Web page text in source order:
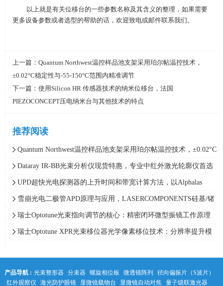
以上就是有关位移台的一些参数名称及其含义的整理，如果需要
更多设备参数或者选型的帮助的话，欢迎致电或邮件联系我们。
上一篇： Quantum Northwest温控样品池支架采用珀尔帖温控技术，
±0.02°C稳定性与-55-150°C范围内精准调节
下一篇： 使用Silicon HR 传感器技术的纳米位移台，法国
PIEZOCONCEPT压电纳米台与其他技术的特点
推荐阅读
Quantum Northwest温控样品池支架采用珀尔帖温控技术，±0.02°C
稳定性与-55-150°C范围内精准调节
Dataray IR-BB光束分析仪现货特惠，专业中红外激光轮廓仪首选
UPD超快光电探测器的上升时间和带宽计算方法，以Alphalas
UPD-5N-IR2-P示波器测量值为例
雪崩光电二极管APD原理与应用，LASERCOMPONENTS硅基/锗
基/InGaAs雪崩光电二极管
瑞士Optotune光束指向调节的核心：精密闭环微型振镜工作原理
瑞士Optotune XPR光束移位器光学像素移位技术：分辨率提升模
产品导航 : 光束整形器 分束器 螺旋相位板 微透镜阵列
径向偏振片（S波片）
红外观察仪
激光防护眼镜 显微镜载物台 显微镜自动对焦 量子级联激光器